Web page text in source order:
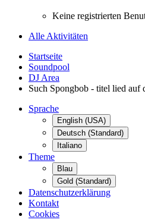
Keine registrierten
Alle Aktivitäten
Startseite
Soundpool
DJ Area
Such Spongbob - titel lied auf
Sprache
English (USA)
Deutsch (Standard)
Italiano
Theme
Blau
Gold (Standard)
Datenschutzerklärung
Kontakt
Cookies